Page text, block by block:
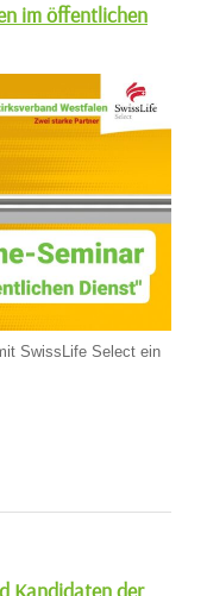
im öffentlichen
SwissLife Select ein
Kandidaten der